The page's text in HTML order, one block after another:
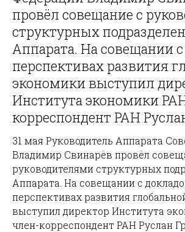
провёл совещание с
структурных
Аппарата. На совещании
перспективах развития
экономики выступил
Института экономики
корреспондент РАН
31 мая Руководитель Аппарата
Владимир Свинарёв провёл
руководителями структурных
Аппарата. На совещании с
перспективах развития
выступил директор Института
член-корреспондент РАН Руслан